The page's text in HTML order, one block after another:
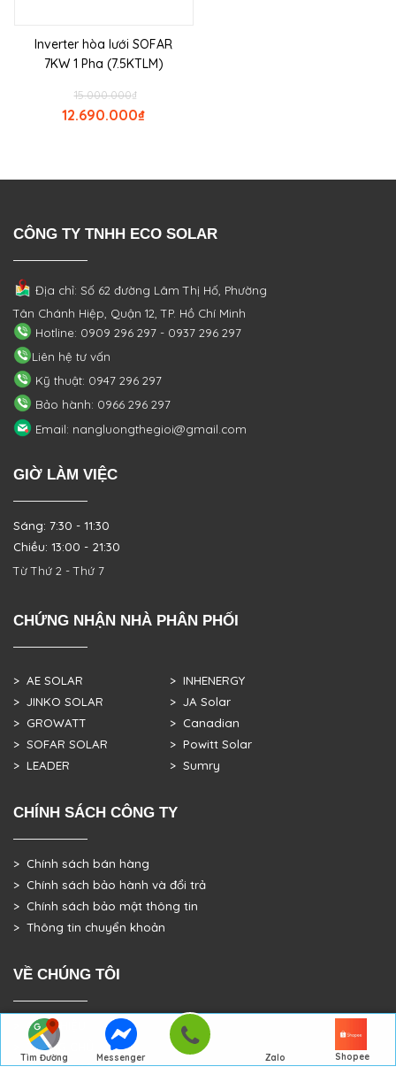
Tìm Đường
Messenger
Zalo Shopee
Inverter hòa lưới SOFAR
7KW 1 Pha (7.5KTLM)
₫
15.000.000
₫
12.690.000
CÔNG TY TNHH ECO SOLAR
Địa chỉ: Số 62 đường Lâm Thị Hố, Phường
Tân Chánh Hiệp, Quận 12, TP. Hồ Chí Minh
Hotline: 0909 296 297 - 0937 296 297
Liên hệ tư vấn
Kỹ thuật: 0947 296 297
Bảo hành: 0966 296 297
Email: nangluongthegioi@gmail.com
GIỜ LÀM VIỆC
Sáng: 7:30 - 11:30
Chiều: 13:00 - 21:30
Từ Thứ 2 - Thứ 7
CHỨNG NHẬN NHÀ PHÂN PHỐI
> AE SOLAR
> JINKO SOLAR
> GROWATT
> SOFAR SOLAR
> LEADER
> INHENERGY
> JA Solar
> Canadian
> Powitt Solar
> Sumry
CHÍNH SÁCH CÔNG TY
> Chính sách bán hàng
> Chính sách bảo hành và đổi trả
> Chính sách bảo mật thông tin
> Thông tin chuyển khoản
VỀ CHÚNG TÔI
> GIỚI THIỆU
> TRANG CHỦ
> DỰ ÁN THỰC TẾ